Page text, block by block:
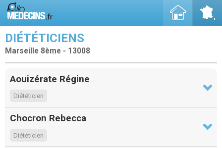
DIÉTÉTICIENS
Marseille 8ème - 13008
Aouizérate Régine
Diététicien
Chocron Rebecca
Diététicien